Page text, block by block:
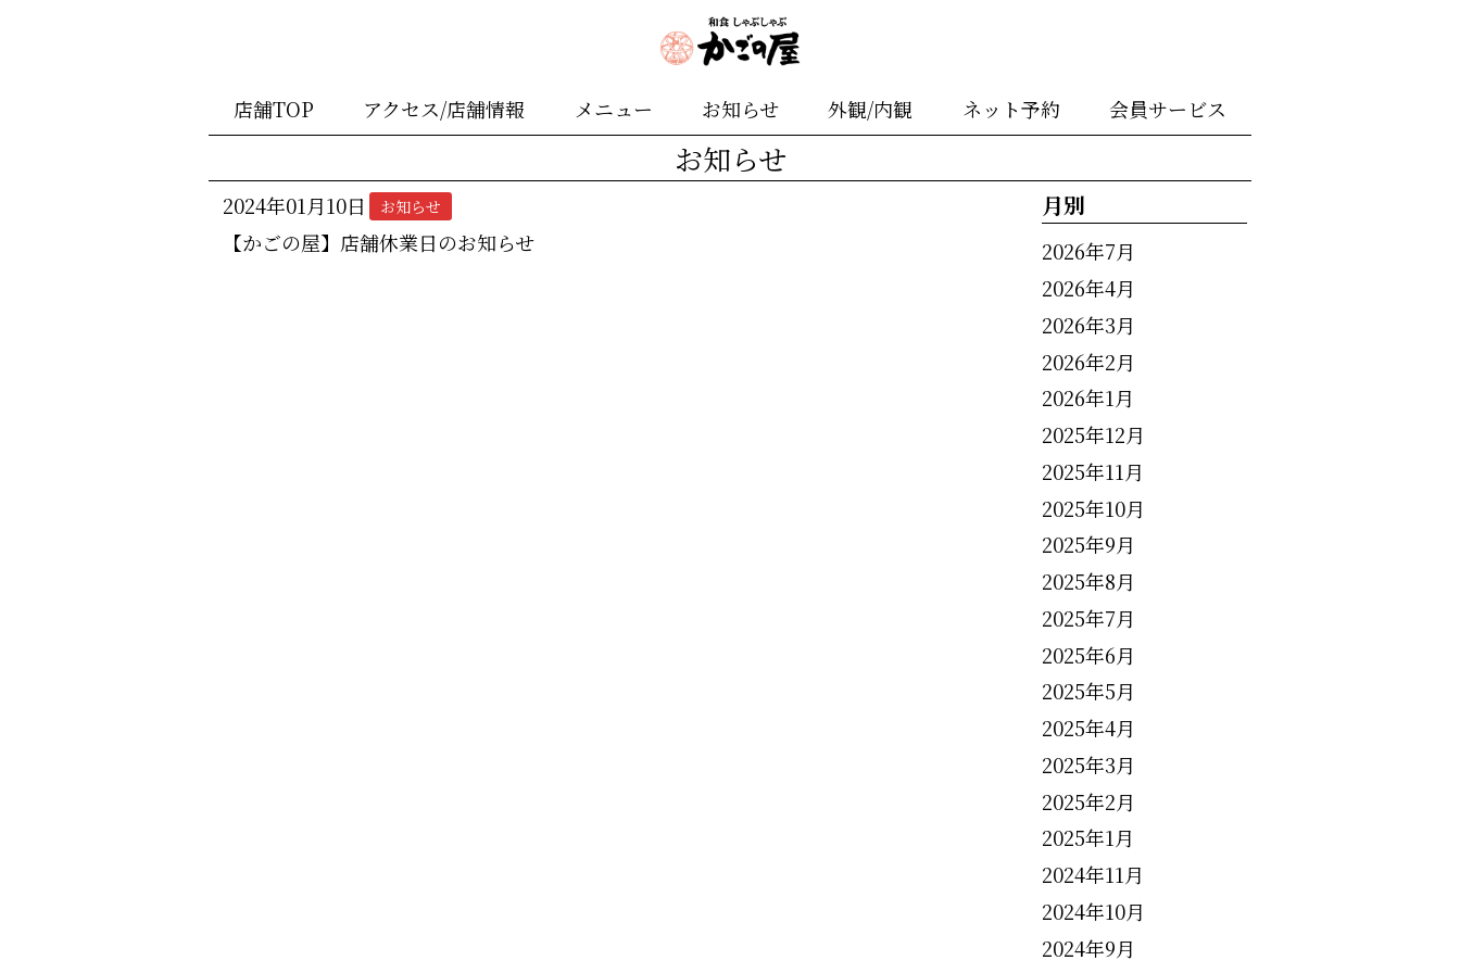
店舗TOP アクセス/店舗情報 メニュー お知らせ 外観/内観 ネット予約 会員サービス
お知らせ
2024年01月10日 お知らせ
【かごの屋】店舗休業日のお知らせ
月別
2026年7月
2026年4月
2026年3月
2026年2月
2026年1月
2025年12月
2025年11月
2025年10月
2025年9月
2025年8月
2025年7月
2025年6月
2025年5月
2025年4月
2025年3月
2025年2月
2025年1月
2024年11月
2024年10月
2024年9月